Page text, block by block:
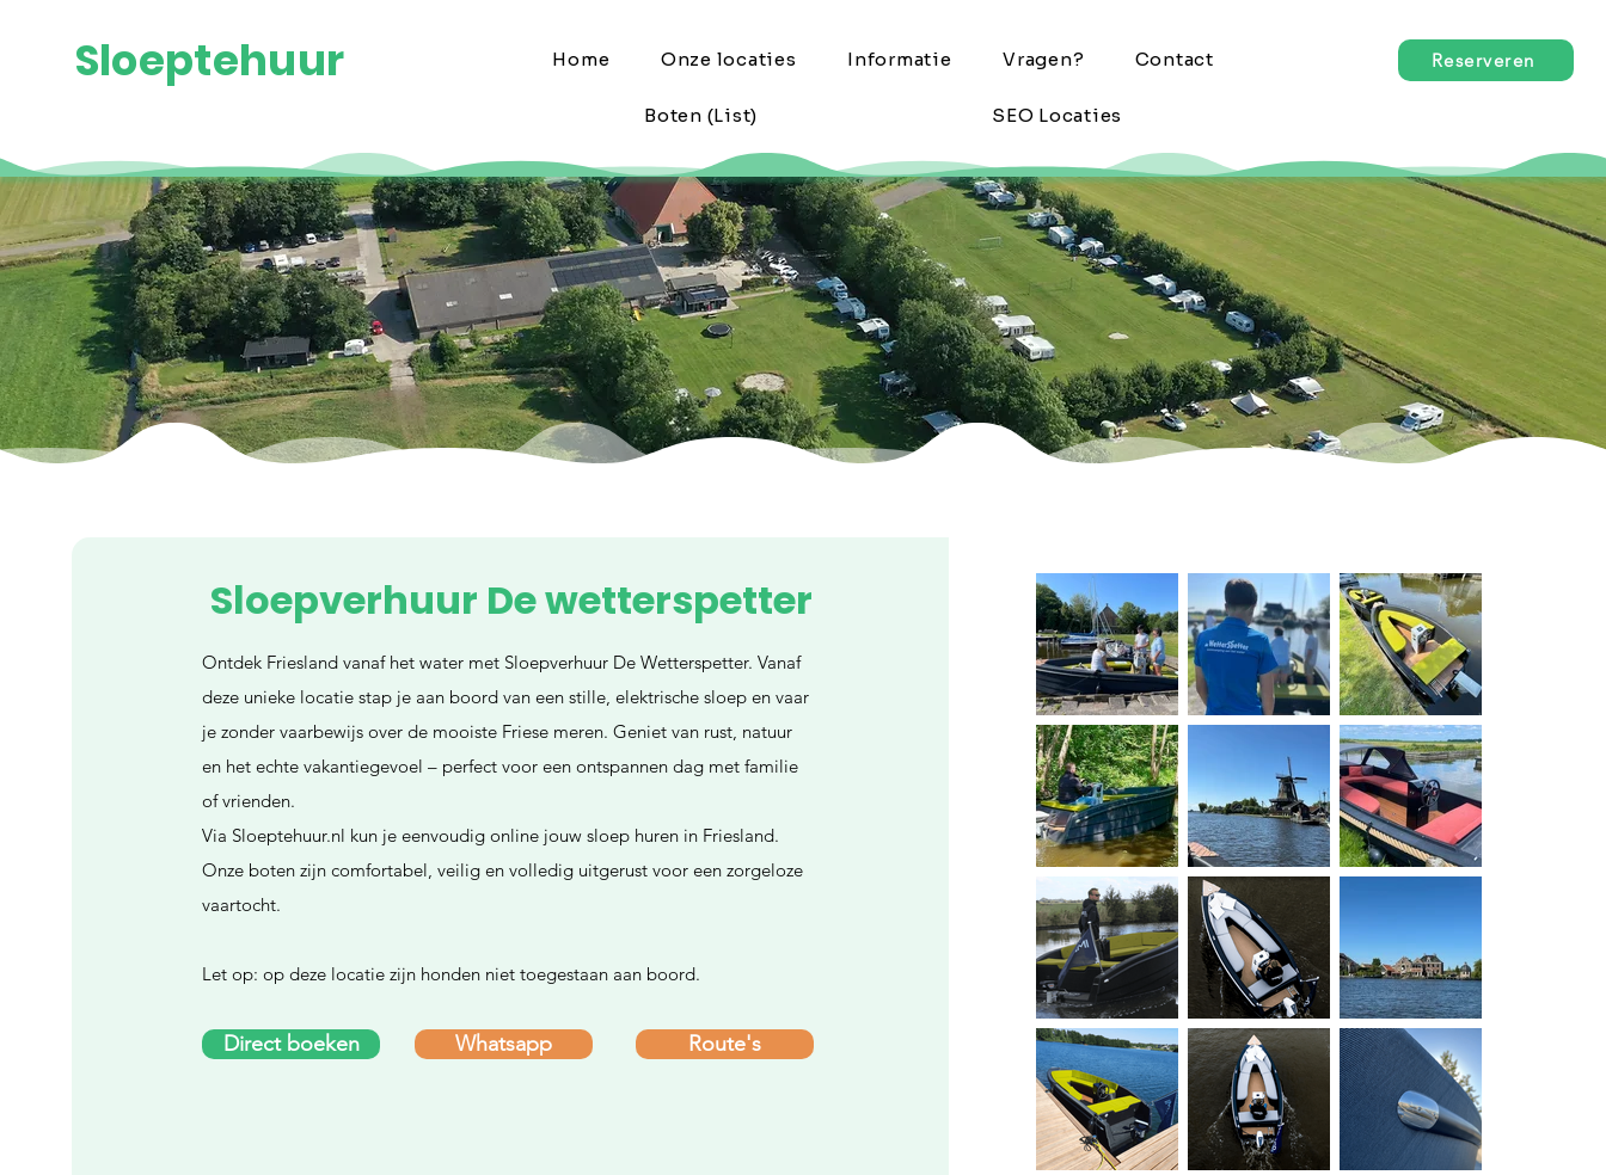
Sloeptehuur Home Onze locaties Informatie Vragen? Contact
Boten (List) SEO Locaties
Reserveren
Sloepverhuur De wetterspetter
Ontdek Friesland vanaf het water met Sloepverhuur De Wetterspetter. Vanaf
deze unieke locatie stap je aan boord van een stille, elektrische sloep en vaar
je zonder vaarbewijs over de mooiste Friese meren. Geniet van rust, natuur
en het echte vakantiegevoel – perfect voor een ontspannen dag met familie
of vrienden.
Via Sloeptehuur.nl kun je eenvoudig online jouw sloep huren in Friesland.
Onze boten zijn comfortabel, veilig en volledig uitgerust voor een zorgeloze
vaartocht.
Let op: op deze locatie zijn honden niet toegestaan aan boord.
Direct boeken Whatsapp Route's